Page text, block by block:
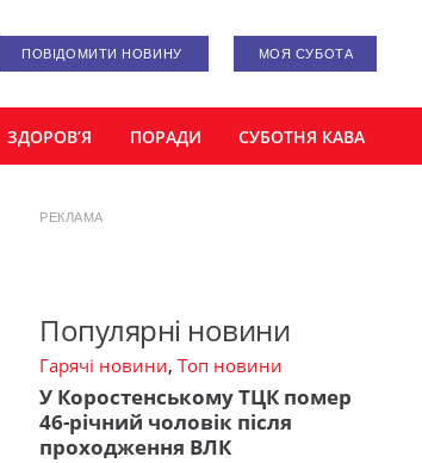
ПОВІДОМИТИ НОВИНУ МОЯ СУБОТА
ЗДОРОВ’Я ПОРАДИ СУБОТНЯ КАВА
РЕКЛАМА
Популярні новини
Гарячі новини, Топ новини
У Коростенському ТЦК помер
46-річний чоловік після
проходження ВЛК